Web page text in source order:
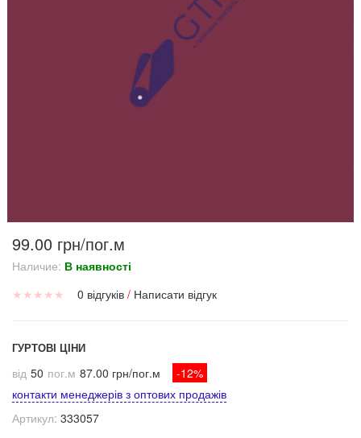
99.00 грн/пог.м
Наличие: В наявності
★ ★ ★ ★ ★ 0 відгуків / Написати відгук
ГУРТОВІ ЦІНИ
від 50 пог.м 87.00 грн/пог.м
-12%
контакти менеджерів з оптових продажів
Артикул: 333057